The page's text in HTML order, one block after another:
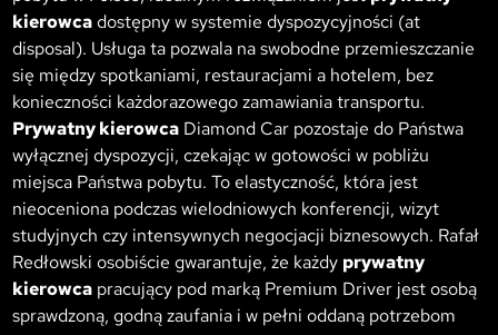
kierowcadostępny w systemie dyspozycyjności (at
disposal). Usługa ta pozwala na swobodne przemieszczanie
się między spotkaniami, restauracjami a hotelem, bez
konieczności każdorazowego zamawiania transportu.
Prywatny kierowca Diamond Car pozostaje do Państwa
wyłącznej dyspozycji, czekając w gotowości w pobliżu
miejsca Państwa pobytu. To elastyczność, która jest
nieoceniona podczas wielodniowych konferencji, wizyt
studyjnych czy intensywnych negocjacji biznesowych. Rafał
Redłowski osobiście gwarantuje, że każdy prywatny
kierowca pracujący pod marką Premium Driver jest osobą
sprawdzoną, godną zaufania i w pełni oddaną potrzebom